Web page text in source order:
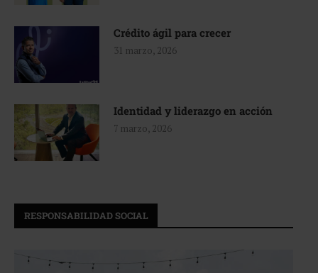
Crédito ágil para crecer
31 marzo, 2026
Identidad y liderazgo en acción
7 marzo, 2026
RESPONSABILIDAD SOCIAL